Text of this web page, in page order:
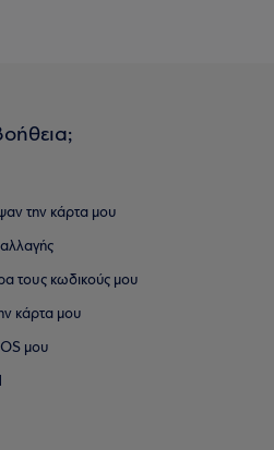
την κάρτα μου
τους κωδικούς μου
κάρτα μου
μου